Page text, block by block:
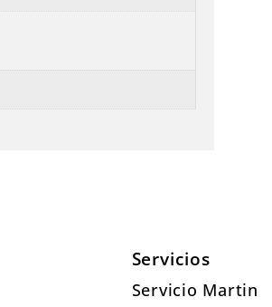
Servicios
Servicio Martin